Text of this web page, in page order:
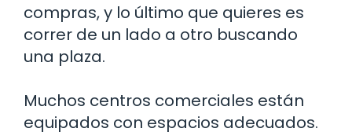
compras, y lo último que quieres es
correr de un lado a otro buscando
una plaza.
Muchos centros comerciales están
equipados con espacios adecuados.